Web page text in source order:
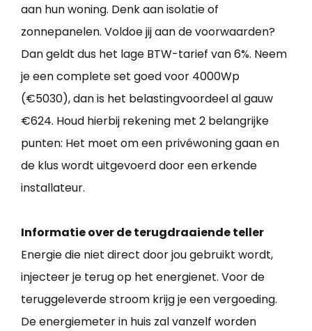
aan hun woning. Denk aan isolatie of
zonnepanelen. Voldoe jij aan de voorwaarden?
Dan geldt dus het lage BTW-tarief van 6%. Neem
je een complete set goed voor 4000Wp
(€5030), dan is het belastingvoordeel al gauw
€624. Houd hierbij rekening met 2 belangrijke
punten: Het moet om een privéwoning gaan en
de klus wordt uitgevoerd door een erkende
installateur.
Informatie over de terugdraaiende teller
Energie die niet direct door jou gebruikt wordt,
injecteer je terug op het energienet. Voor de
teruggeleverde stroom krijg je een vergoeding.
De energiemeter in huis zal vanzelf worden